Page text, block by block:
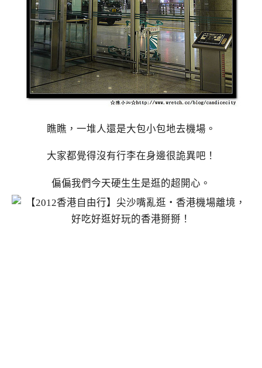
瞧瞧，一堆人還是大包小包地去機場。
大家都覺得沒有行李在身邊很詭異吧！
偏偏我們今天硬生生是逛的超開心。